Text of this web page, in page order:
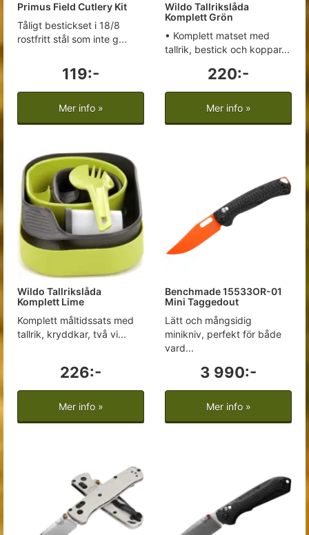
Primus Field Cutlery Kit
Tåligt bestickset i 18/8
rostfritt stål som inte g...
119:-
Mer info »
Wildo Tallrikslåda
Komplett Grön
• Komplett matset med
tallrik, bestick och koppar...
220:-
Mer info »
Wildo Tallrikslåda
Komplett Lime
Komplett måltidssats med
tallrik, kryddkar, två vi...
226:-
Mer info »
Benchmade 15533OR-01
Mini Taggedout
Lätt och mångsidig
minikniv, perfekt för både
vard...
3 990:-
Mer info »